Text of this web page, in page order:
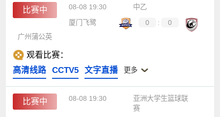
比赛中 08-08 19:30
中乙
厦门飞鹭
0 :
0
广州蒲公英
观看比赛：
高清线路
CCTV5 文字直播 更多
比赛中 08-08 19:30
亚洲大学生篮球联
赛